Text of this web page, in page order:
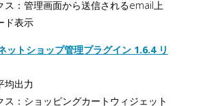
ス：管理画面から送信されるemail上
ド表示
ットショップ管理プラグイン 1.6.4 リ
均出力
ス：ショッピングカートウィジェット